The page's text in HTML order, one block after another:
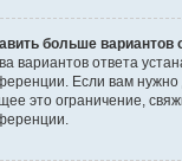
больше вариантов
вариантов ответа
Если вам нужно
это ограничение,